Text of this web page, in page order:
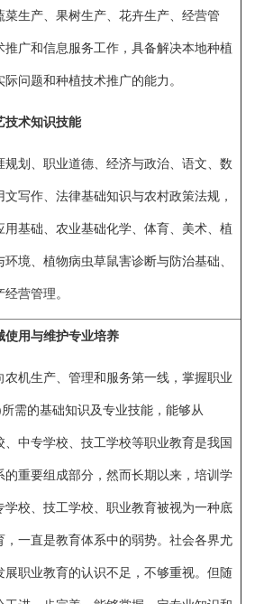
菜生产、果树生产、花卉生产、经营管
推广和信息服务工作，具备解决本地种植
际问题和种植技术推广的能力。
技术知识技能
规划、职业道德、经济与政治、语文、数
文写作、法律基础知识与农村政策法规，
用基础、农业基础化学、体育、美术、植
环境、植物病虫草鼠害诊断与防治基础、
营管理。
使用与维护专业培养
农机生产、管理和服务第一线，掌握职业
需的基础知识及专业技能，能够从
、中专学校、技工学校等职业教育是我国
的重要组成部分，然而长期以来，培训学
学校、技工学校、职业教育被视为一种底
，一直是教育体系中的弱势。社会各界尤
展职业教育的认识不足，不够重视。但随